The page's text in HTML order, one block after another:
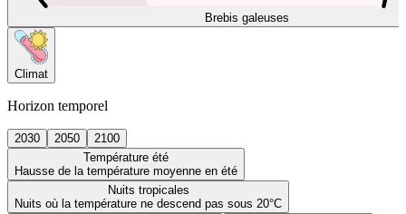
Brebis galeuses
Climat
Horizon temporel
2030 2050
2100
Température été
Hausse de la température moyenne en été
Nuits tropicales
Nuits où la température ne descend pas sous 20°C